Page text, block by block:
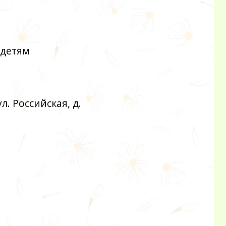
Российская, д.